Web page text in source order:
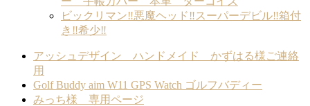
ビックリマン‼︎悪魔ヘッド‼︎スーパーデビル‼︎箱付
き‼︎希少‼︎
アッシュデザイン ハンドメイド かずはる様ご連絡
用
Golf Buddy aim W11 GPS Watch ゴルフバディー
みっち様 専用ページ